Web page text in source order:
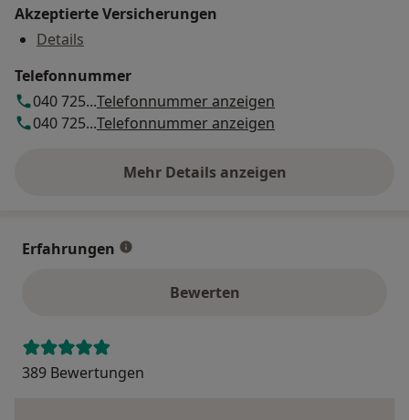
Akupunktur
Gutachten (unfallchirurgisch)
Akzeptierte Versicherungen
Details
Telefonnummer
040 725...Telefonnummer anzeigen
040 725...Telefonnummer anzeigen
Mehr Details anzeigen
über die Adresse
Erfahrungen
Bewerten
389 Bewertungen